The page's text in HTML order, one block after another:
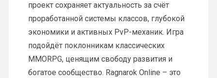
проект сохраняет актуальность за счёт
проработанной системы классов, глубокой
экономики и активных PvP-механик. Игра
подойдёт поклонникам классических
MMORPG, ценящим свободу развития и
богатое сообщество. Ragnarok Online – это